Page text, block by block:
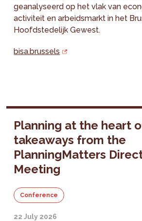
geanalyseerd op het vlak van
activiteit en arbeidsmarkt in het
Hoofdstedelijk Gewest.
bisa.brussels
Planning at the heart
takeaways from the
PlanningMatters
Meeting
Conference
22 July 2026